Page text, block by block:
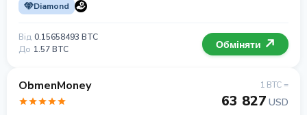
Diamond
Від 0.15658493 BTC
До 1.57 BTC Обміняти
ObmenMoney 1 BTC =
63 827 USD